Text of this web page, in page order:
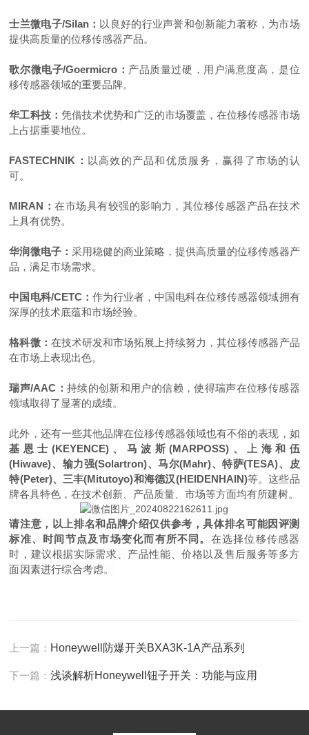
士兰微电子/Silan： 以良好的行业声誉和创新能力著称，为市场
提供高质量的位移传感器产品。
歌尔微电子/Goermicro： 产品质量过硬，用户满意度高，是位
移传感器领域的重要品牌。
华工科技： 凭借技术优势和广泛的市场覆盖，在位移传感器市场
上占据重要地位。
FASTECHNIK： 以高效的产品和优质服务，赢得了市场的认
可。
MIRAN：在市场具有较强的影响力，其位移传感器产品在技术
上具有优势。
华润微电子： 采用稳健的商业策略，提供高质量的位移传感器产
品，满足市场需求。
中国电科/CETC： 作为行业者，中国电科在位移传感器领域拥有
深厚的技术底蕴和市场经验。
格科微： 在技术研发和市场拓展上持续努力，其位移传感器产品
在市场上表现出色。
瑞声/AAC： 持续的创新和用户的信赖，使得瑞声在位移传感器
领域取得了显著的成绩。
此外，还有一些其他品牌在位移传感器领域也有不俗的表现，如
基恩士(KEYENCE)、马波斯(MARPOSS)、上海和伍
(Hiwave)、输力强(Solartron)、马尔(Mahr)、特萨(TESA)、皮
特(Peter)、三丰(Mitutoyo)和海德汉(HEIDENHAIN)等。这些品
牌各具特色，在技术创新、产品质量、市场等方面均有所建树。
请注意，以上排名和品牌介绍仅供参考，具体排名可能因评测
标准、时间节点及市场变化而有所不同。 在选择位移传感器
时，建议根据实际需求、产品性能、价格以及售后服务等多方
面因素进行综合考虑。
上一篇： Honeywell防爆开关BXA3K-1A产品系列
下一篇：浅谈解析Honeywell钮子开关：功能与应用